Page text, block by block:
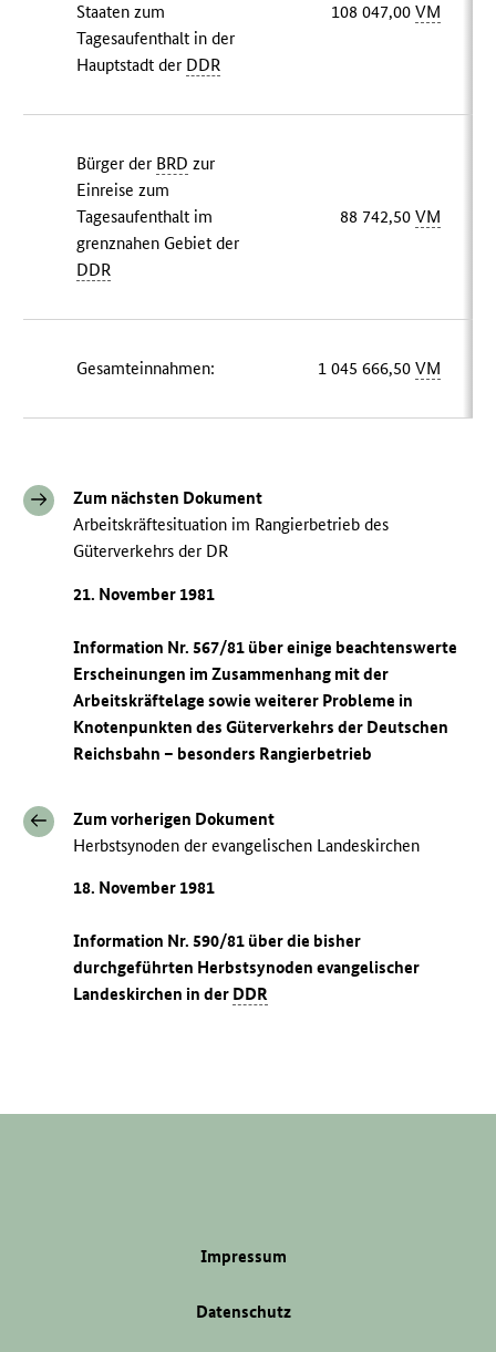
Staaten zum
Tagesaufenthalt in der
Hauptstadt der DDR
108 047,00VM
Bürger der BRD zur
Einreise zum
Tagesaufenthalt im
grenznahen Gebiet der
DDR
88 742,50VM
Gesamteinnahmen: 1 045 666,50VM
Zum nächsten Dokument
Arbeitskräftesituation im Rangierbetrieb des
Güterverkehrs der DR
21. November 1981
Information Nr. 567/81 über einige beachtenswerte
Erscheinungen im Zusammenhang mit der
Arbeitskräftelage sowie weiterer Probleme in
Knotenpunkten des Güterverkehrs der Deutschen
Reichsbahn – besonders Rangierbetrieb
Zum vorherigen Dokument
Herbstsynoden der evangelischen Landeskirchen
18. November 1981
Information Nr. 590/81 über die bisher
durchgeführten Herbstsynoden evangelischer
Landeskirchen in der DDR
Impressum
Datenschutz